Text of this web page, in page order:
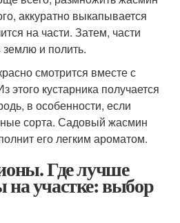
аккуратно выкапывается
на части. Затем, части
и полить.
смотрится вместе с
этого кустарника получается
в особенности, если
сорта. Садовый жасмин
его легким ароматом.
Где лучше
на участке: выбор